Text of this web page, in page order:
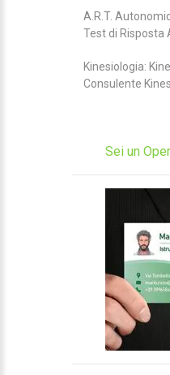
A.R.T.
Test di Risposta
Kinesiologia:
Consulente
Sei un